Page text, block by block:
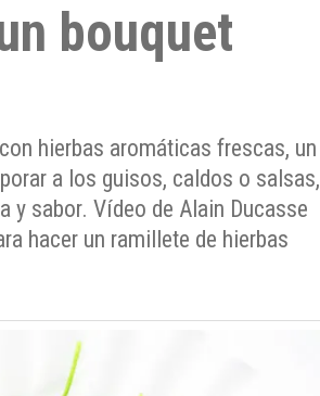
bouquet
hierbas aromáticas frescas, un
a los guisos, caldos o salsas,
y sabor. Vídeo de Alain Ducasse
hacer un ramillete de hierbas